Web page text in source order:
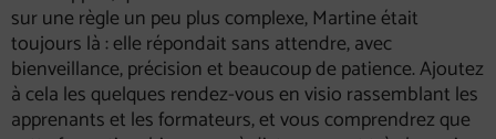
sur une règle un peu plus complexe, Martine était
toujours là : elle répondait sans attendre, avec
bienveillance, précision et beaucoup de patience. Ajoutez
à cela les quelques rendez-vous en visio rassemblant les
apprenants et les formateurs, et vous comprendrez que